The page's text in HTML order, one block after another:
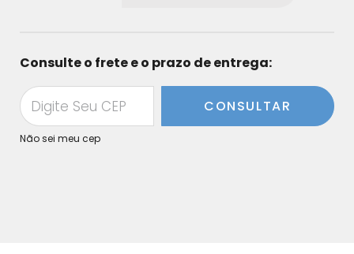
Consulte o frete e o prazo de entrega:
CONSULTAR
Não sei meu cep